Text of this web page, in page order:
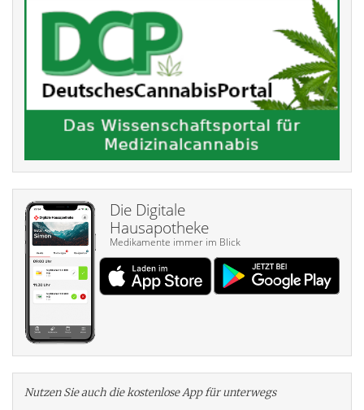
Die Digitale
Hausapotheke
Medikamente immer im Blick
Nutzen Sie auch die kosten­lose App für unterwegs